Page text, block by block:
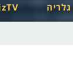
גלריה